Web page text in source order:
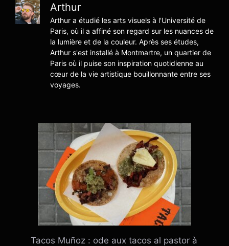
Arthur
Arthur a étudié les arts visuels à l'Université de
Paris, où il a affiné son regard sur les nuances de
la lumière et de la couleur. Après ses études,
Arthur s'est installé à Montmartre, un quartier de
Paris où il puise son inspiration quotidienne au
cœur de la vie artistique bouillonnante entre ses
voyages.
Tacos Muñoz : ode aux tacos al pastor à